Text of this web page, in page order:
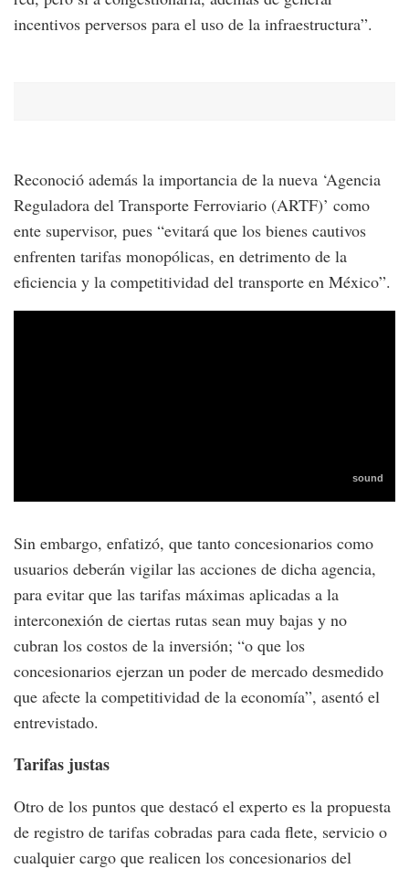
incentivos perversos para el uso de la infraestructura”.
Reconoció además la importancia de la nueva ‘Agencia
Reguladora del Transporte Ferroviario (ARTF)’ como
ente supervisor, pues “evitará que los bienes cautivos
enfrenten tarifas monopólicas, en detrimento de la
eficiencia y la competitividad del transporte en México”.
Sin embargo, enfatizó, que tanto concesionarios como
usuarios deberán vigilar las acciones de dicha agencia,
para evitar que las tarifas máximas aplicadas a la
interconexión de ciertas rutas sean muy bajas y no
cubran los costos de la inversión; “o que los
concesionarios ejerzan un poder de mercado desmedido
que afecte la competitividad de la economía”, asentó el
entrevistado.
Tarifas justas
Otro de los puntos que destacó el experto es la propuesta
de registro de tarifas cobradas para cada flete, servicio o
cualquier cargo que realicen los concesionarios del